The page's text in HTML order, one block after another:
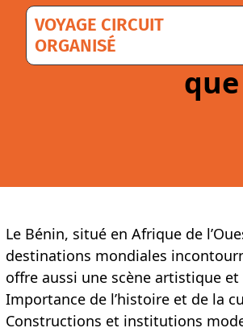
Aller
contenu
VOYAGE CIRCUIT
ORGANISÉ
Le Bénin, situé en Afrique de
destinations mondiales
offre aussi une scène artistique
Importance de l’histoire et de la
Constructions et institutions